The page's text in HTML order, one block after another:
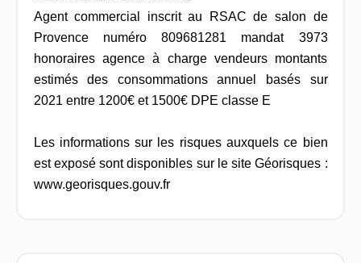
Agent commercial inscrit au RSAC de salon de
Provence numéro 809681281 mandat 3973
honoraires agence à charge vendeurs montants
estimés des consommations annuel basés sur
2021 entre 1200€ et 1500€ DPE classe E
Les informations sur les risques auxquels ce bien
est exposé sont disponibles sur le site Géorisques :
www.georisques.gouv.fr